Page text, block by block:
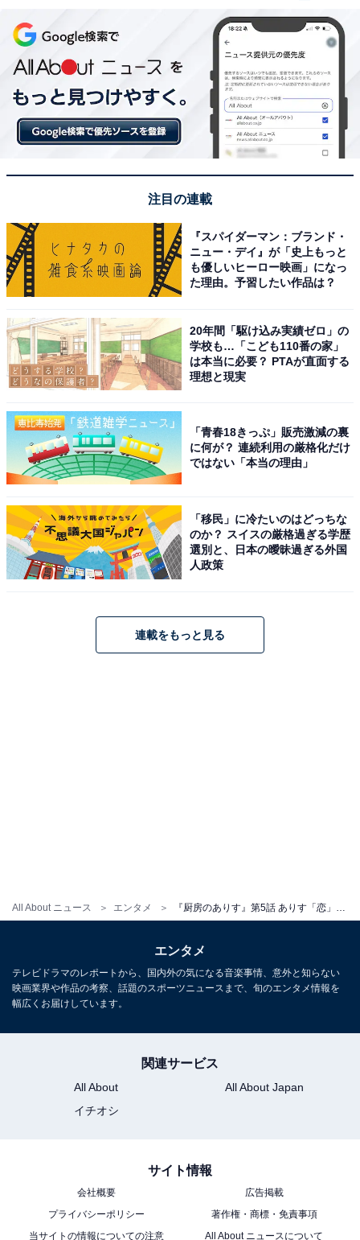
All About ニュース エンタメ
うなことを思っていると気付くのです。
晴れて付き合うことになった明里と圭介。2人の来店
後、倖生が「行くところがある」と言って、向かった先
は墓地。そこにいた心護から、倖生は衝撃の告白を受け
て――。
今後の見どころとSNSでの反響
「恋」がテーマとなった第5話。実の母親から愛されて
いたことを知り、自信をつけたありすが恋愛に前向きに
なり、恋に悩む常連客の“キューピッド”をしながら、恋
の本質を学んでいく、そんな回となりました。
放送を終えて、X（旧Twitter）では「恋愛する資格ない
さんとのお墓の不穏空気気になる」などの声が寄せられ
注目の連載
『スパイダーマン：ブランド・
ニュー・デイ』が「史上もっと
も優しいヒーロー映画」になっ
た理由。予習したい作品は？
20年間「駆け込み実績ゼロ」の
学校も…「こども110番の家」
は本当に必要？ PTAが直面する
理想と現実
「青春18きっぷ」販売激減の裏
に何が？ 連続利用の厳格化だけ
ではない「本当の理由」
「移民」に冷たいのはどっちな
のか？ スイスの厳格過ぎる学歴
選別と、日本の曖昧過ぎる外国
人政策
連載をもっと見る
エンタメ
テレビドラマのレポートから、国内外の気になる音楽事情、意外と知らない
映画業界や作品の考察、話題のスポーツニュースまで、旬のエンタメ情報を
幅広くお届けしています。
関連サービス
All About
All About Japan
イチオシ
サイト情報
会社概要
広告掲載
プライバシーポリシー
著作権・商標・免責事項
当サイトの情報についての注意
All About ニュースについて